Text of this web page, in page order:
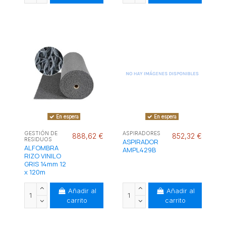
En espera
GESTIÓN DE
RESIDUOS
ALFOMBRA
RIZO VINILO
GRIS 14mm 12
x 120m
888,62 €
Añadir al
carrito
En espera
ASPIRADORES
ASPIRADOR
AMPL429B
852,32 €
Añadir al
carrito